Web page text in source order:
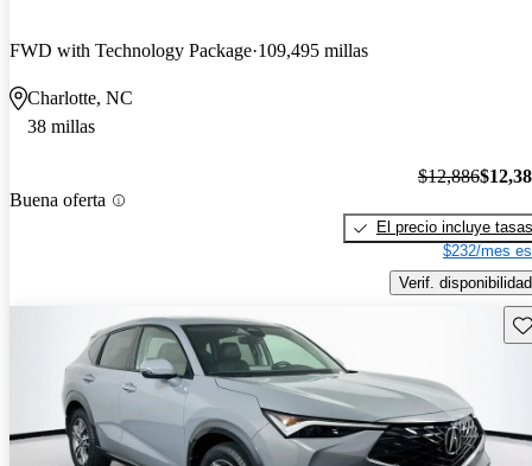
FWD with Technology Package 109,495 millas
Charlotte, NC
38 millas
Buena oferta
$12,886
El precio incluye tasas
$232/mes
Verif. disponibilidad